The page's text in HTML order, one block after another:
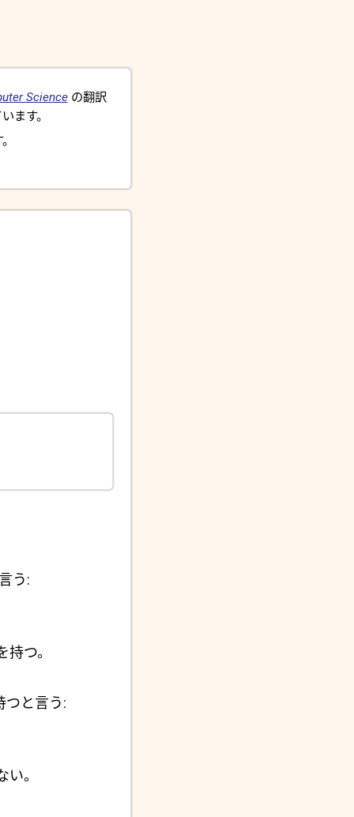
Scienceの翻訳
ます。
う:
持つ。
つと言う:
。